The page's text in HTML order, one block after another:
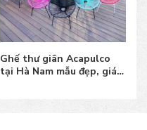
Ghế thư giãn Acapulco
tại Hà Nam mẫu đẹp, giá